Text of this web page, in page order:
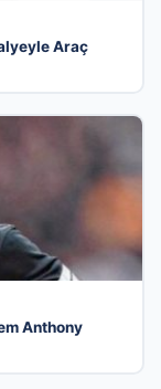
Araç
Anthony